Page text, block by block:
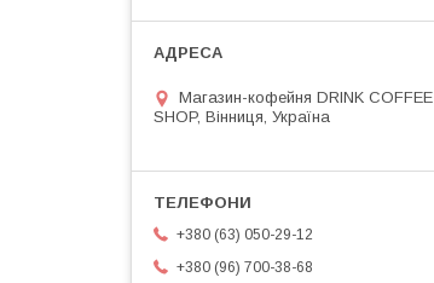
Магазин-кофейня DRINK COFFEE
SHOP, Вінниця, Україна
+380 (63) 050-29-12
+380 (96) 700-38-68